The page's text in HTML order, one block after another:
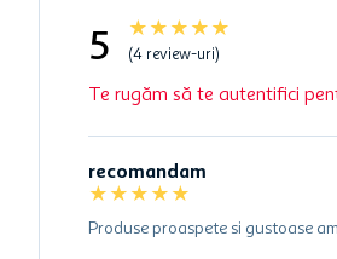
★ ★ ★ ★ ★
5 (4 review-uri)
Te rugăm să te autentifici
★ ★ ★ ★ ★
recomandam
Produse proaspete si gustoase